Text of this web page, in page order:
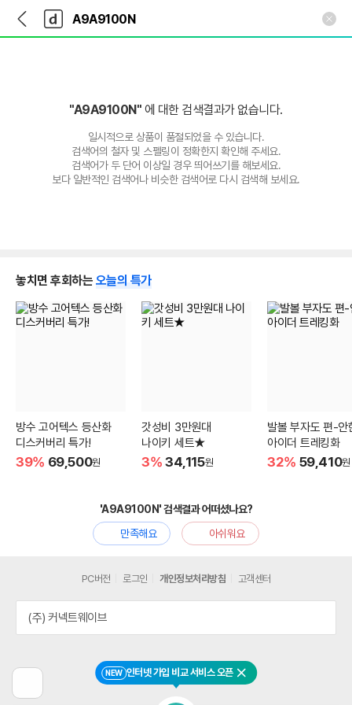
다
나
와
가
다
와
"A9A9100N" 에 대한 검색결과가 없습니다.
일시적으로 상품이 품절되었을 수 있습니다.
검색어의 철자 및 스펠링이 정확한지 확인해 주세요.
검색어가 두 단어 이상일 경우 띄어쓰기를 해보세요.
보다 일반적인 검색어나 비슷한 검색어로 다시 검색해 보세요.
놓치면 후회하는 오늘의 특가
방수 고어텍스 등산화
디스커버리 특가!
39% 69,500원
갓성비 3만원대
나이키 세트★
3% 34,115원
발볼 부자도 편-안
아이더 트레킹화
32% 59,410원
'A9A9100N' 검색결과 어떠셨나요?
만족해요
아쉬워요
전
NEW 인터넷 가입 비교 서비스 오픈 닫기
PC버전 로그인 개인정보처리방침 고객센터
(주) 커넥트웨이브